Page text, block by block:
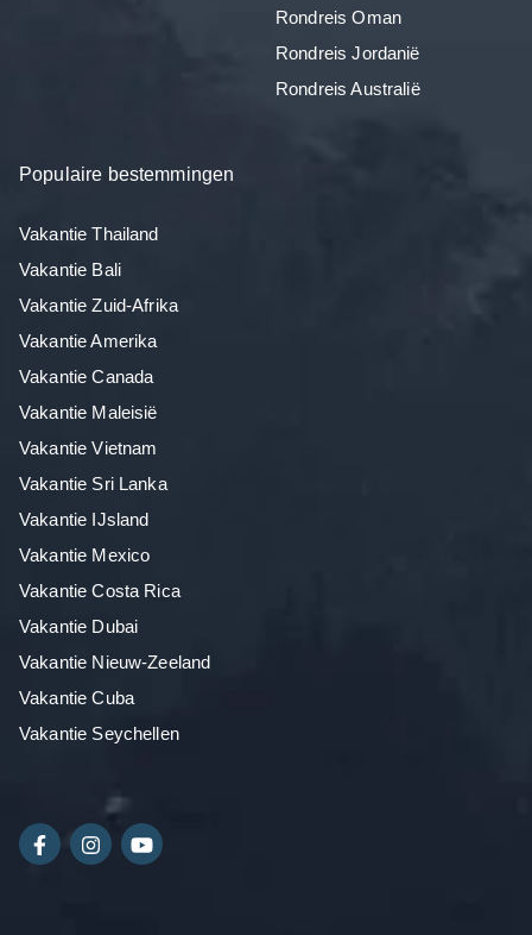
Rondreis Oman
Rondreis Jordanië
Rondreis Australië
Populaire bestemmingen
Vakantie Thailand
Vakantie Bali
Vakantie Zuid-Afrika
Vakantie Amerika
Vakantie Canada
Vakantie Maleisië
Vakantie Vietnam
Vakantie Sri Lanka
Vakantie IJsland
Vakantie Mexico
Vakantie Costa Rica
Vakantie Dubai
Vakantie Nieuw-Zeeland
Vakantie Cuba
Vakantie Seychellen